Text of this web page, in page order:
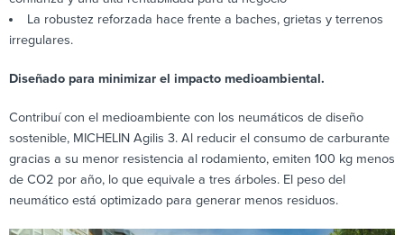
La robustez reforzada hace frente a baches, grietas y terrenos
irregulares.
Diseñado para minimizar el impacto medioambiental.
Contribuí con el medioambiente con los neumáticos de diseño
sostenible, MICHELIN Agilis 3. Al reducir el consumo de carburante
gracias a su menor resistencia al rodamiento, emiten 100 kg menos
de CO2 por año, lo que equivale a tres árboles. El peso del
neumático está optimizado para generar menos residuos.